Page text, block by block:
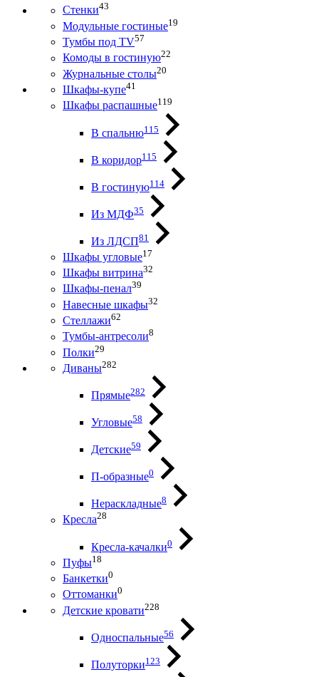
Стенки43
Модульные гостиные19
Тумбы под ТV57
Комоды в гостиную22
Журнальные столы20
Шкафы-купе41
Шкафы распашные119
В спальню115
В коридор115
В гостиную114
Из МДФ35
Из ЛДСП81
Шкафы угловые17
Шкафы витрина32
Шкафы-пенал39
Навесные шкафы32
Стеллажи62
Тумбы-антресоли8
Полки29
Диваны282
Прямые282
Угловые58
Детские59
П-образные0
Нераскладные8
Кресла28
Кресла-качалки0
Пуфы18
Банкетки0
Оттоманки0
Детские кровати228
Односпальные56
Полуторки123